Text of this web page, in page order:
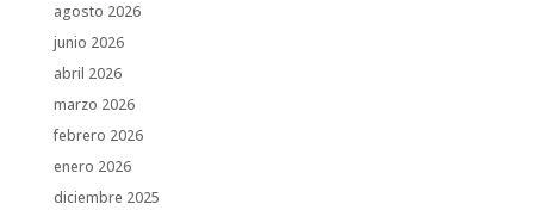
agosto 2026
junio 2026
abril 2026
marzo 2026
febrero 2026
enero 2026
diciembre 2025